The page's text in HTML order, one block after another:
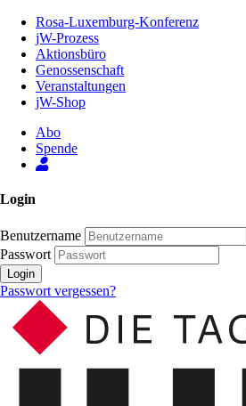
Inhalt
Seite
Rosa-Luxemburg-Konferenz
jW-Prozess
Aktionsbüro
Genossenschaft
Veranstaltungen
jW-Shop
Abo
Spende
Login
Benutzername
Passwort
Login
Passwort vergessen?